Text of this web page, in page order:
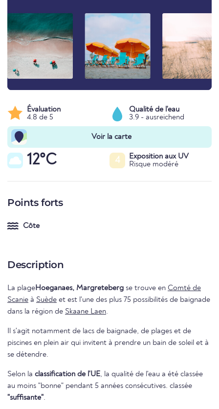
Évaluation
4.8 de 5
Qualité de l'eau
3.9 - ausreichend
Voir la carte
12°C 4
Exposition aux UV
Risque modéré
Points forts
Côte
Description
La plageHoeganaes, Margreteberg se trouve en Comté de
Scanie à Suède et est l'une des plus 75 possibilités de baignade
dans la région de Skaane Laen.
Il s'agit notamment de lacs de baignade, de plages et de
piscines en plein air qui invitent à prendre un bain de soleil et à
se détendre.
Selon la classification de l'UE, la qualité de l'eau a été classée
au moins "bonne" pendant 5 années consécutives. classée
"suffisante".